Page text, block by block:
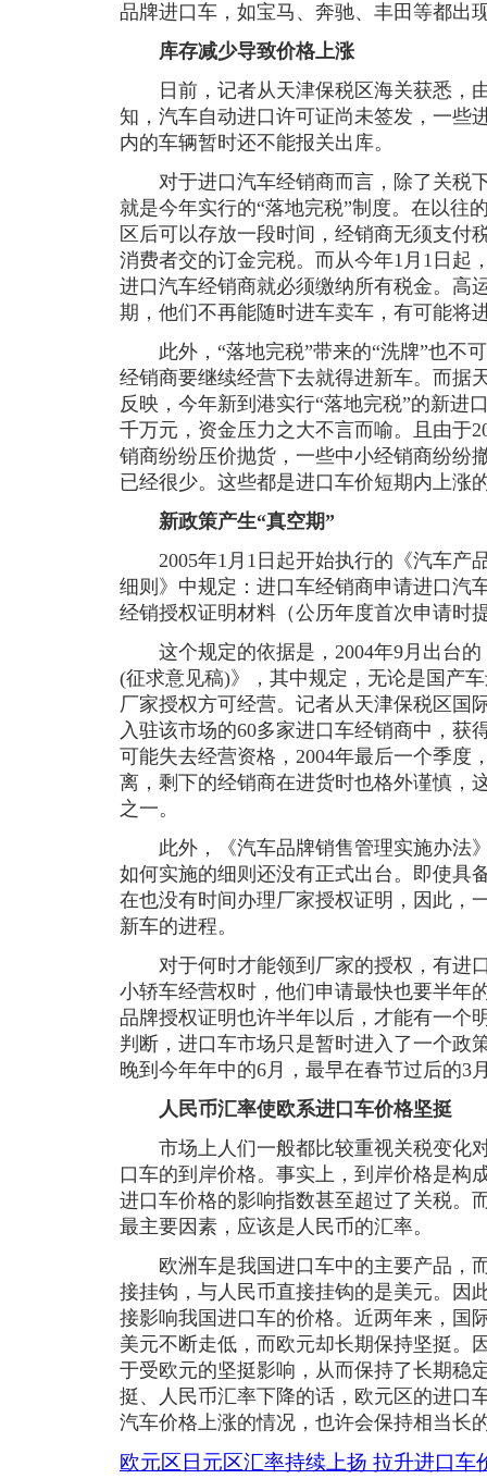
品牌进口车，如宝马、奔驰、丰田等都出
库存减少导致价格上涨
日前，记者从天津保税区海关获悉，
知，汽车自动进口许可证尚未签发，一些
内的车辆暂时还不能报关出库。
对于进口汽车经销商而言，除了关税
就是今年实行的“落地完税”制度。在以往
区后可以存放一段时间，经销商无须支付
消费者交的订金完税。而从今年1月1日起
进口汽车经销商就必须缴纳所有税金。高
期，他们不再能随时进车卖车，有可能将
此外，“落地完税”带来的“洗牌”也不
经销商要继续经营下去就得进新车。而据
反映，今年新到港实行“落地完税”的新进
千万元，资金压力之大不言而喻。且由于
销商纷纷压价抛货，一些中小经销商纷纷
已经很少。这些都是进口车价短期内上涨
新政策产生“真空期”
2005年1月1日起开始执行的《汽车产
细则》中规定：进口车经销商申请进口汽
经销授权证明材料（公历年度首次申请时
这个规定的依据是，2004年9月出台的
(征求意见稿)》，其中规定，无论是国产
厂家授权方可经营。记者从天津保税区国
入驻该市场的60多家进口车经销商中，获
可能失去经营资格，2004年最后一个季度
离，剩下的经销商在进货时也格外谨慎，
之一。
此外，《汽车品牌销售管理实施办法
如何实施的细则还没有正式出台。即使具
在也没有时间办理厂家授权证明，因此，
新车的进程。
对于何时才能领到厂家的授权，有进
小轿车经营权时，他们申请最快也要半年
品牌授权证明也许半年以后，才能有一个
判断，进口车市场只是暂时进入了一个政
晚到今年年中的6月，最早在春节过后的3
人民币汇率使欧系进口车价格坚挺
市场上人们一般都比较重视关税变化
口车的到岸价格。事实上，到岸价格是构
进口车价格的影响指数甚至超过了关税。
最主要因素，应该是人民币的汇率。
欧洲车是我国进口车中的主要产品，
接挂钩，与人民币直接挂钩的是美元。因
接影响我国进口车的价格。近两年来，国
美元不断走低，而欧元却长期保持坚挺。
于受欧元的坚挺影响，从而保持了长期稳
挺、人民币汇率下降的话，欧元区的进口
汽车价格上涨的情况，也许会保持相当长
欧元区日元区汇率持续上扬 拉升进口车